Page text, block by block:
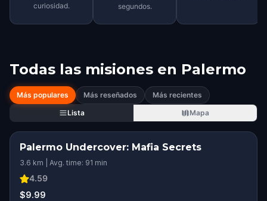
curiosidad.
segundos.
Todas las misiones en Palermo
Más populares Más reseñados
Más recientes
Lista
Mapa
Palermo Undercover: Mafia Secrets
3.6 km | Avg. time: 91 min
4.59
$9.99